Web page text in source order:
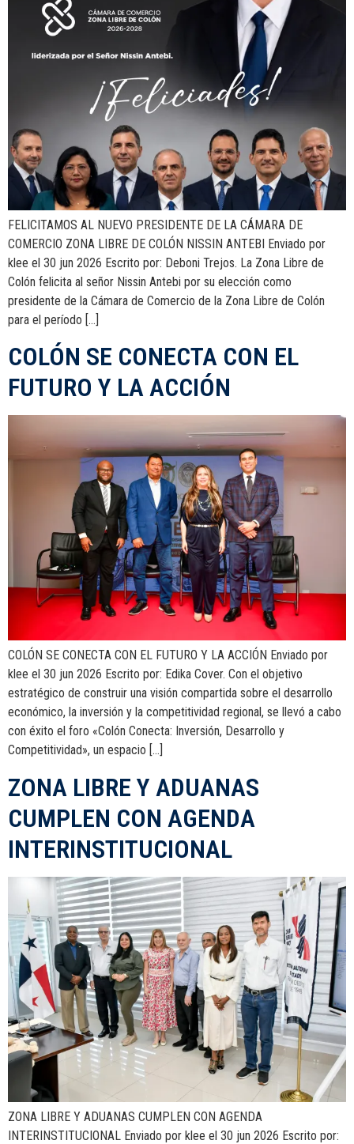
FELICITAMOS AL NUEVO PRESIDENTE DE LA CÁMARA DE
COMERCIO ZONA LIBRE DE COLÓN NISSIN ANTEBI Enviado por
klee el 30 jun 2026 Escrito por: Deboni Trejos. La Zona Libre de
Colón felicita al señor Nissin Antebi por su elección como
presidente de la Cámara de Comercio de la Zona Libre de Colón
para el período […]
COLÓN SE CONECTA CON EL
FUTURO Y LA ACCIÓN
COLÓN SE CONECTA CON EL FUTURO Y LA ACCIÓN Enviado por
klee el 30 jun 2026 Escrito por: Edika Cover. Con el objetivo
estratégico de construir una visión compartida sobre el desarrollo
económico, la inversión y la competitividad regional, se llevó a cabo
con éxito el foro «Colón Conecta: Inversión, Desarrollo y
Competitividad», un espacio […]
ZONA LIBRE Y ADUANAS
CUMPLEN CON AGENDA
INTERINSTITUCIONAL
ZONA LIBRE Y ADUANAS CUMPLEN CON AGENDA
INTERINSTITUCIONAL Enviado por klee el 30 jun 2026 Escrito por: